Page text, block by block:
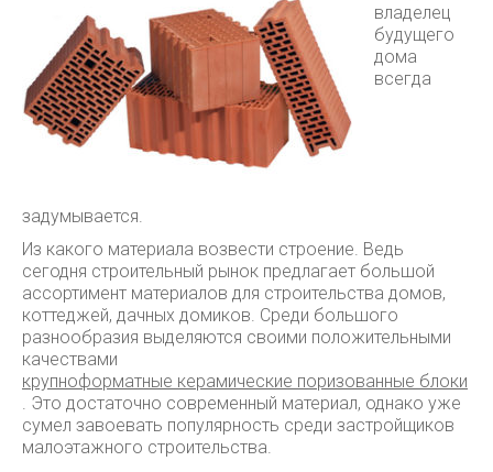
владелец
будущего
дома
всегда
задумывается.
Из какого материала возвести строение. Ведь
сегодня строительный рынок предлагает большой
ассортимент материалов для строительства домов,
коттеджей, дачных домиков. Среди большого
разнообразия выделяются своими положительными
качествами
крупноформатные керамические поризованные блоки
. Это достаточно современный материал, однако уже
сумел завоевать популярность среди застройщиков
малоэтажного строительства.